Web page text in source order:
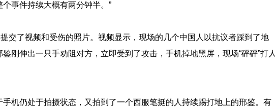
事件持续大概有两分钟半。”
交了视频和受伤的照片。视频显示，现场的几个中国人以抗议者踩到了地
刚伸出一只手劝阻对方，立即受到了攻击，手机掉地黑屏，现场“砰砰”打人
机仍处于拍摄状态，又拍到了一个西服笔挺的人持续踢打地上的邢鉴。有